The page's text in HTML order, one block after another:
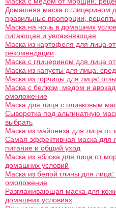
Домашняя маска с глицерином
правильные пропорции,
Маска на ночь в домашних
питающая и увлажняющая
Маска из картофеля для лица
рекомендации
Маска с глицерином для лица
Маска из капусты для лица:
Маска из горчицы для лица:
Маска с белком, медом и
омоложение
Маска для лица с оливковым
Сыворотка под альгинатную
выбрать
Маска из майонеза для лица
Самая эффективная маска для
питание и общий уход
Маска из яблока для лица от
домашних условий
Маска из белой глины для
омоложение
Разглаживающая маска для
домашних условиях